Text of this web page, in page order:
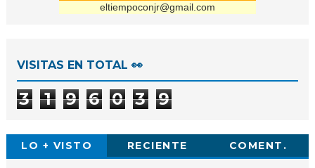
eltiempoconjr@gmail.com
VISITAS EN TOTAL 👀
3 1 9 6 0 3 9
LO + VISTO RECIENTE COMENT.